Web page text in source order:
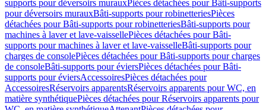
supports pour déversoirs murauxPièces détachées pour Bâti-supports
pour déversoirs murauxBâti-supports pour robinetteriesPièces
détachées pour Bâti-supports pour robinetteriesBâti-supports pour
machines à laver et lave-vaissellePièces détachées pour Bâti-
supports pour machines à laver et lave-vaisselleBâti-supports pour
charges de consolePièces détachées pour Bâti-supports pour charges
de consoleBâti-supports pour éviersPièces détachées pour Bâti-
supports pour éviersAccessoiresPièces détachées pour
AccessoiresRéservoirs apparentsRéservoirs apparents pour WC, en
matière synthétiquePièces détachées pour Réservoirs apparents pour